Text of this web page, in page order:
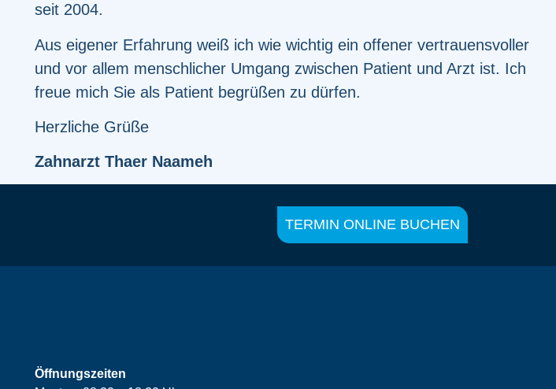
seit 2004.
Aus eigener Erfahrung weiß ich wie wichtig ein offener vertrauensvoller
und vor allem menschlicher Umgang zwischen Patient und Arzt ist. Ich
freue mich Sie als Patient begrüßen zu dürfen.
Herzliche Grüße
Zahnarzt Thaer Naameh
TERMIN ONLINE BUCHEN
Öffnungszeiten